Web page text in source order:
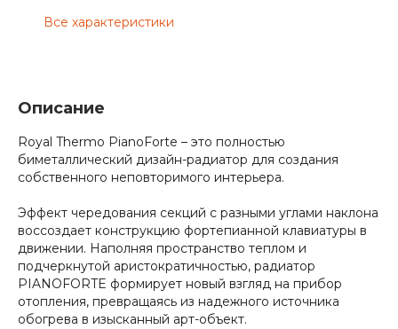
Все характеристики
Описание
Royal Thermo PianoForte – это полностью
биметаллический дизайн-радиатор для создания
собственного неповторимого интерьера.
Эффект чередования секций с разными углами наклона
воссоздает конструкцию фортепианной клавиатуры в
движении. Наполняя пространство теплом и
подчеркнутой аристократичностью, радиатор
PIANOFORTE формирует новый взгляд на прибор
отопления, превращаясь из надежного источника
обогрева в изысканный арт-объект.